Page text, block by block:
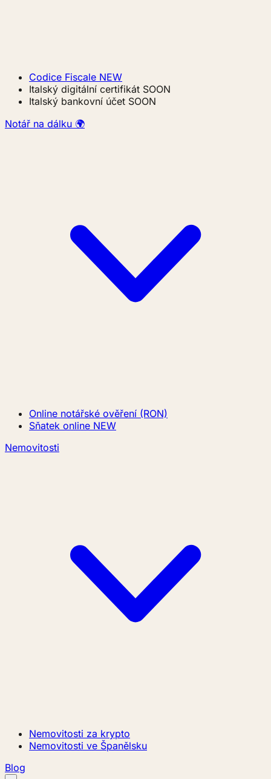
Codice Fiscale NEW
Italský digitální certifikát SOON
Italský bankovní účet SOON
Notář na dálku 🌍
Online notářské ověření (RON)
Sňatek online NEW
Nemovitosti
Nemovitosti za krypto
Nemovitosti ve Španělsku
Blog